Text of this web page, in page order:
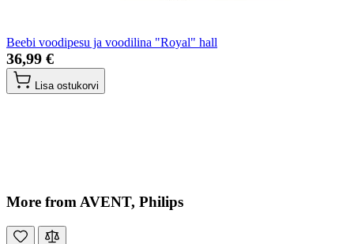
Beebi voodipesu ja voodilina "Royal" hall
36,99 €
Lisa ostukorvi
More from AVENT, Philips